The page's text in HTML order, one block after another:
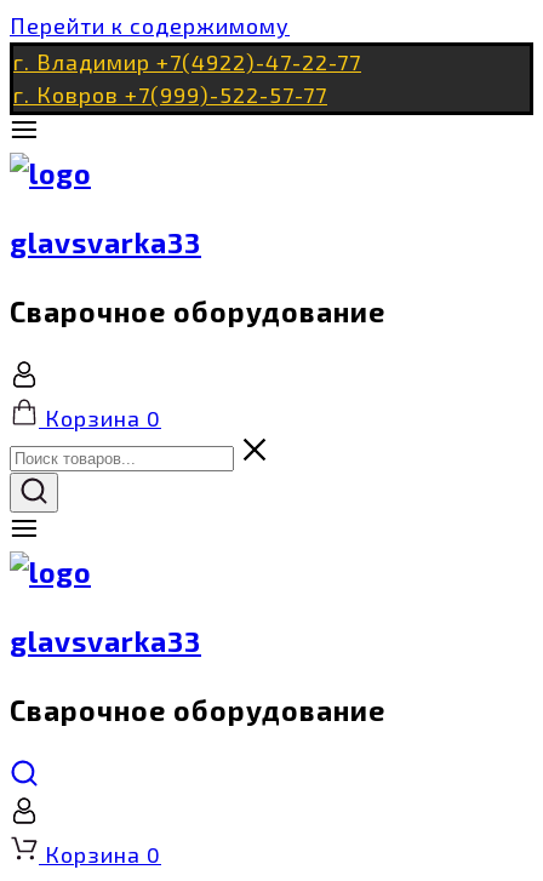
Перейти к содержимому
г. Владимир +7(4922)-47-22-77
г. Ковров +7(999)-522-57-77
glavsvarka33
Сварочное оборудование
Корзина 0
glavsvarka33
Сварочное оборудование
Корзина 0